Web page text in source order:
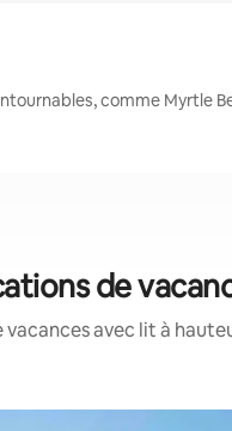
comme Myrtle
de
avec lit à